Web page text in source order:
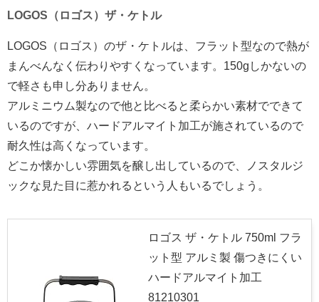
LOGOS（ロゴス）ザ・ケトル
LOGOS（ロゴス）のザ・ケトルは、フラット型なので熱が
まんべんなく伝わりやすくなっています。150gしかないの
で軽さも申し分ありません。
アルミニウム製なので他と比べると柔らかい素材でできて
いるのですが、ハードアルマイト加工が施されているので
耐久性は高くなっています。
どこか懐かしい雰囲気を醸し出しているので、ノスタルジ
ックな見た目に惹かれるという人もいるでしょう。
ロゴス ザ・ケトル 750ml フラ
ット型 アルミ製 傷つきにくい
ハードアルマイト加工
81210301